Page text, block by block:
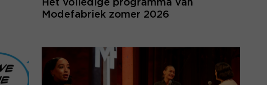
Modefabriek zomer 2026